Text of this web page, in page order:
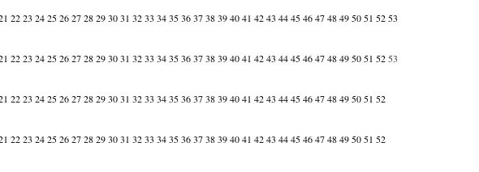
22 23 24 25 26 27 28 29 30 31 32 33 34 35 36 37 38 39 40 41 42 43 44 45 46 47 48 49 50 51 52 53
22 23 24 25 26 27 28 29 30 31 32 33 34 35 36 37 38 39 40 41 42 43 44 45 46 47 48 49 50 51 52 53
22 23 24 25 26 27 28 29 30 31 32 33 34 35 36 37 38 39 40 41 42 43 44 45 46 47 48 49 50 51 52
22 23 24 25 26 27 28 29 30 31 32 33 34 35 36 37 38 39 40 41 42 43 44 45 46 47 48 49 50 51 52